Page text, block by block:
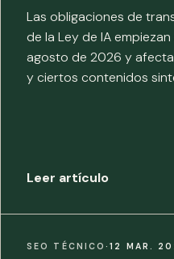
Las obligaciones de
de la Ley de IA
agosto de 2026 y
y ciertos contenidos
Leer artículo
SEO TÉCNICO·12 MAR.